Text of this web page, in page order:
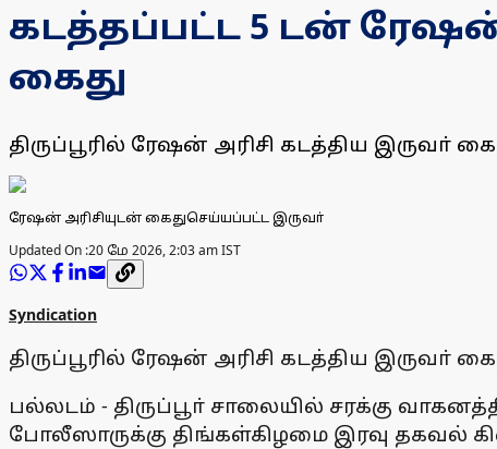
கடத்தப்பட்ட 5 டன்
கைது
திருப்பூரில் ரேஷன் அரிசி கடத்திய இருவா்
ரேஷன் அரிசியுடன் கைதுசெய்யப்பட்ட இருவா்
Updated On :20 மே 2026, 2:03 am IST
Syndication
திருப்பூரில் ரேஷன் அரிசி கடத்திய இருவா்
பல்லடம் - திருப்பூா் சாலையில் சரக்கு
போலீஸாருக்கு திங்கள்கிழமை இரவு தகவல்